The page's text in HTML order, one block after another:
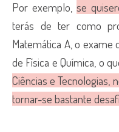
Por exemplo, se
terás de ter como
Matemática A, o exame
de Física e Química, o
Ciências e Tecnologias,
tornar-se bastante